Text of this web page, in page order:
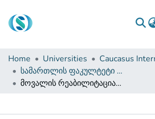
Communities & Collections
Browse
Documentation
Home Universities
სამართლის ფაკულტეტი (დისერტაციები, სამაგისტრო ნაშრომები)
მოვალის რეაბილიტაცია „რეაბილიტაციისა და კრედიტორთა დაკმაყოფილების შესახებ“ კანონპროექტის თავისებურებების გათვალისწინებით